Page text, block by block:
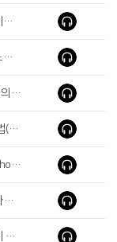
<주일1부예배>가나안 여인에게서 찾으신 것(What Jesus Found from a Canaan Woman)
<주일4부예배>넉넉히 이기느니라(We Overwhelmingly Conquer)
<주일2,3부예배>위기는 기적의 기회다(Crisis Is the Opportunity of Miracle)
<주일1부예배>나무를 아는 법(How to Know Trees)
<주일4부예배>누구세요?(Who Art Thou?)
<주일2,3부예배>고통 속에 하나님의 은총(The Grace of God in Pain)
<주일1부예배>보물은 하늘에 쌓으라(Store up Treasures in Heaven)